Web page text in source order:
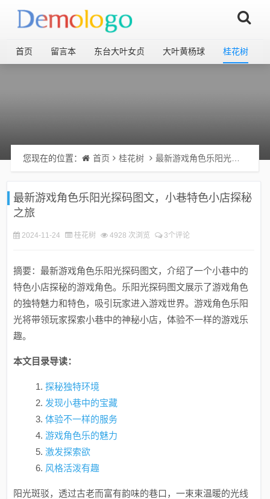
首页 留言本 东台大叶女贞 大叶黄杨球 桂花树
您现在的位置： 首页 桂花树 最新游戏角色乐阳光探码图文，小巷特色小店探秘之旅
最新游戏角色乐阳光探码图文，小巷特色小店探秘
之旅
2024-11-24 桂花树 4928 次浏览 3个评论
摘要：最新游戏角色乐阳光探码图文，介绍了一个小巷中的
特色小店探秘的游戏角色。乐阳光探码图文展示了游戏角色
的独特魅力和特色，吸引玩家进入游戏世界。游戏角色乐阳
光将带领玩家探索小巷中的神秘小店，体验不一样的游戏乐
趣。
本文目录导读：
探秘独特环境
发现小巷中的宝藏
体验不一样的服务
游戏角色乐的魅力
激发探索欲
风格活泼有趣
阳光斑驳，透过古老而富有韵味的巷口，一束束温暖的光线